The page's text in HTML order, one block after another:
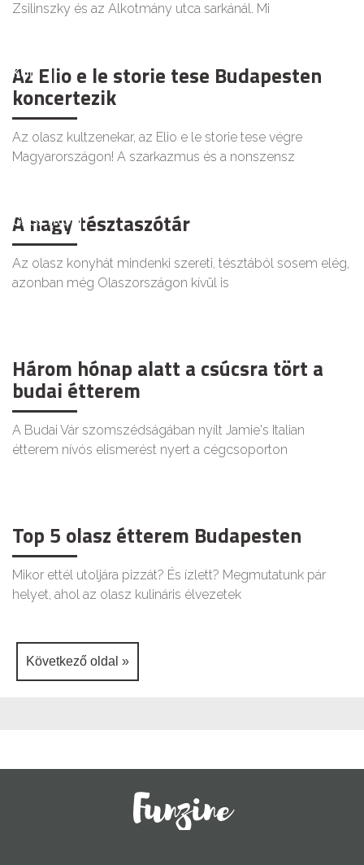
Zsilinszky és az Alkotmány utca sarkánál. Mi
KULT
Az Elio e le storie tese Budapesten
koncertezik
Az olasz kultzenekar, az Elio e le storie tese végre
Magyarországon! A szarkazmus és a nonszensz
GASZTRO
A nagy tésztaszótár
Az olasz konyhát mindenki szereti, tésztából sosem elég,
azonban még Olaszországon kívül is
Három hónap alatt a csúcsra tört a
budai étterem
A Budai Vár szomszédságában nyílt Jamie's Italian
étterem nívós elismerést nyert a cégcsoporton
Top 5 olasz étterem Budapesten
Mikor ettél utoljára pizzát? És ízlett? Megmutatunk pár
helyet, ahol az olasz kulináris élvezetek
Következő oldal »